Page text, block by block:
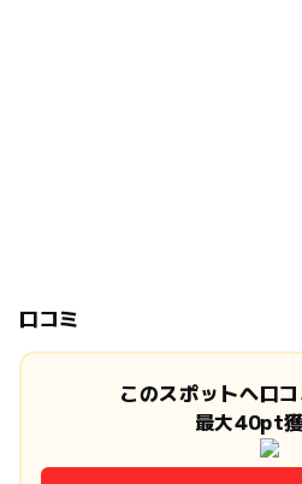
口コミ
このスポットへ口
最大40pt獲